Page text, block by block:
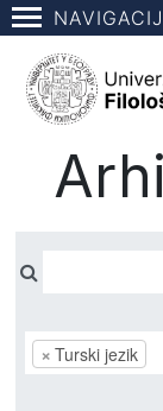
× Turski jezik